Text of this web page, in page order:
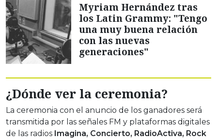
Myriam Hernández tras
los Latin Grammy: "Tengo
una muy buena relación
con las nuevas
generaciones"
¿Dónde ver la ceremonia?
La ceremonia con el anuncio de los ganadores será
transmitida por las señales FM y plataformas digitales
de las radios Imagina, Concierto, RadioActiva, Rock